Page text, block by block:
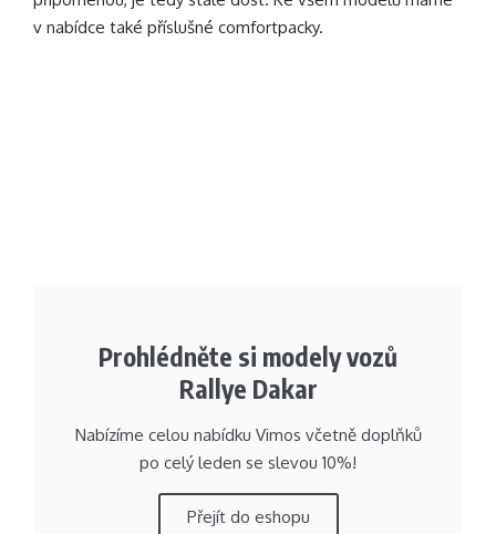
v nabídce také příslušné comfortpacky.
Prohlédněte si modely vozů
Rallye Dakar
Nabízíme celou nabídku Vimos včetně doplňků
po celý leden se slevou 10%!
Přejít do eshopu